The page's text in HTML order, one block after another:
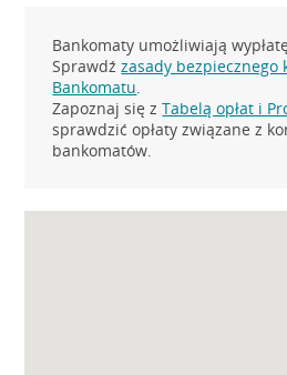
Bankomaty umożliwiają
Sprawdźzasady bezpiecznego
Bankomatu.
Zapoznaj się zTabelą opłat i
sprawdzić opłaty związane z
bankomatów.